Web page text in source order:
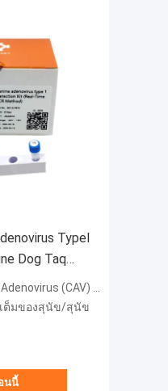
TypeⅠ
Dog Taq
(CAV) ประเภทⅠ
เต็มของสุนัข/สุนัข
นนี้